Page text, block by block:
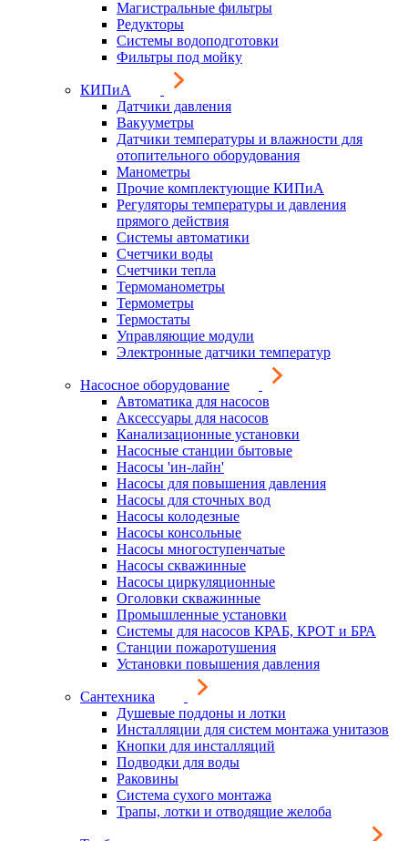
Магистральные фильтры
Редукторы
Системы водоподготовки
Фильтры под мойку
КИПиА
Датчики давления
Вакууметры
Датчики температуры и влажности для
отопительного оборудования
Манометры
Прочие комплектующие КИПиА
Регуляторы температуры и давления
прямого действия
Системы автоматики
Счетчики воды
Счетчики тепла
Термоманометры
Термометры
Термостаты
Управляющие модули
Электронные датчики температур
Насосное оборудование
Автоматика для насосов
Аксессуары для насосов
Канализационные установки
Насосные станции бытовые
Насосы 'ин-лайн'
Насосы для повышения давления
Насосы для сточных вод
Насосы колодезные
Насосы консольные
Насосы многоступенчатые
Насосы скважинные
Насосы циркуляционные
Оголовки скважинные
Промышленные установки
Системы для насосов КРАБ, КРОТ и БРА
Станции пожаротушения
Установки повышения давления
Сантехника
Душевые поддоны и лотки
Инсталляции для систем монтажа унитазов
Кнопки для инсталляций
Подводки для воды
Раковины
Система сухого монтажа
Трапы, лотки и отводящие желоба